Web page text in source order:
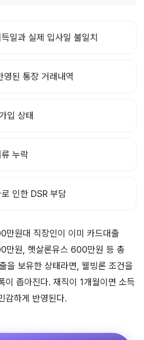
일과 실제 입사일 불일치
영된 통장 거래내역
입 상태
누락
인한 DSR 부담
원대 직장인이 이미 카드대출
만원, 햇살론유스 600만원 등 총
을 보유한 상태라면, 웰빙론 조건을
이 좁아진다. 재직이 1개월이면 소득
감하게 반영된다.